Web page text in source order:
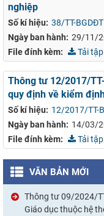
Số kí hiệu: 38/TT-BGDĐT
Ngày ban hành: 29/11/
nghiệp
File đính kèm: Tải
Số kí hiệu: 12/2017/TT-
Ngày ban hành: 14/03/
Thông tư 12/2017/
quy định về kiểm
File đính kèm: Tải
VĂN BẢN MỚI
Thông tư 09/2024/
Giáo dục thuộc hệ